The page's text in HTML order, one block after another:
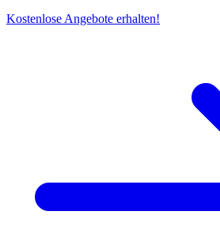
Kostenlose Angebote erhalten!